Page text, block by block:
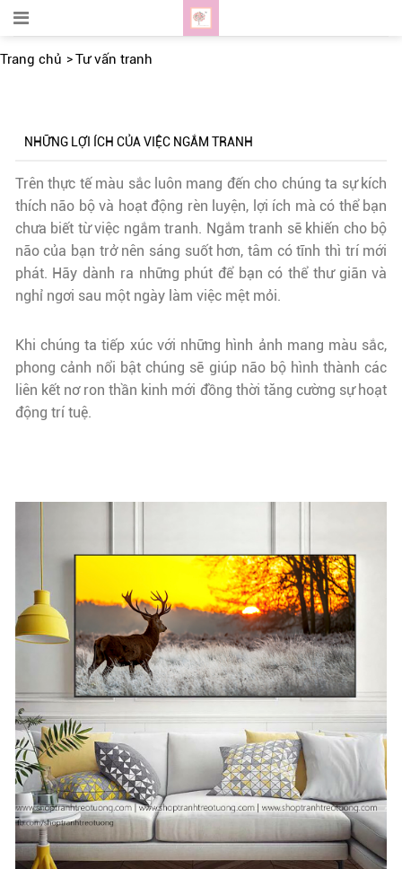
Trang chủ Tư vấn tranh
NHỮNG LỢI ÍCH CỦA VIỆC NGẮM TRANH
Trên thực tế màu sắc luôn mang đến cho chúng ta sự kích
thích não bộ và hoạt động rèn luyện, lợi ích mà có thể bạn
chưa biết từ việc ngắm tranh. Ngắm tranh sẽ khiến cho bộ
não của bạn trở nên sáng suốt hơn, tâm có tĩnh thì trí mới
phát. Hãy dành ra những phút để bạn có thể thư giãn và
nghỉ ngơi sau một ngày làm việc mệt mỏi.
Khi chúng ta tiếp xúc với những hình ảnh mang màu sắc,
phong cảnh nổi bật chúng sẽ giúp não bộ hình thành các
liên kết nơ ron thần kinh mới đồng thời tăng cường sự hoạt
động trí tuệ.